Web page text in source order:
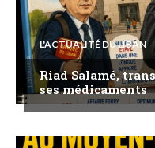
L'ACTUALITÉ DU LIBAN
Riad Salamé,
ses médicaments